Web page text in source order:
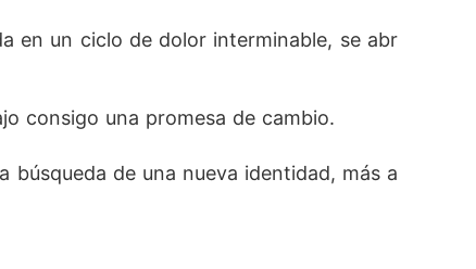
en un ciclo de dolor interminable, se abr
consigo una promesa de cambio.
búsqueda de una nueva identidad, más a